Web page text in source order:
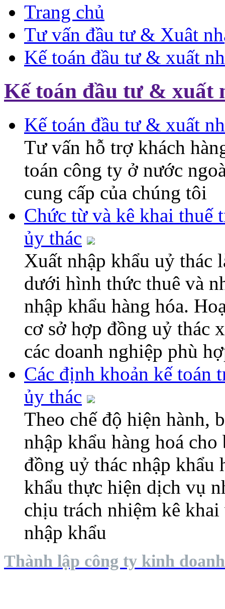
Trang chủ
Tư vấn đầu tư & Xuât
Kế toán đầu tư & xuất
Kế toán đầu tư & xuất
Kế toán đầu tư & xuất
Tư vấn hỗ trợ khách
toán công ty ở nước
cung cấp của chúng tôi
Chức từ và kê khai thuế
ủy thác
Xuất nhập khẩu uỷ thác
dưới hình thức thuê và
nhập khẩu hàng hóa.
cơ sở hợp đồng uỷ thác
các doanh nghiệp phù
Các định khoản kế toán
ủy thác
Theo chế độ hiện hành,
nhập khẩu hàng hoá
đồng uỷ thác nhập khẩu
khẩu thực hiện dịch vụ
chịu trách nhiệm kê
nhập khẩu
Thành lập công ty kinh